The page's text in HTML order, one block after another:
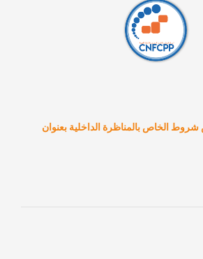
الخاص بالمناظرة الداخلية بعنوان